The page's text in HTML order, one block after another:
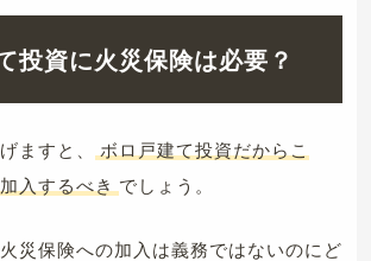
投資に火災保険は必要？
ますと、
ボロ戸建て投資だからこ
入するべき でしょう。
災保険への加入は義務ではないのにど